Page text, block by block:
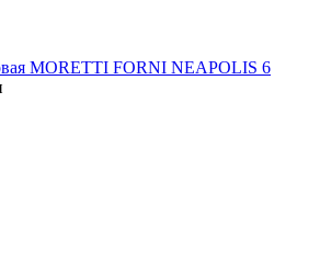
MORETTI FORNI NEAPOLIS 6